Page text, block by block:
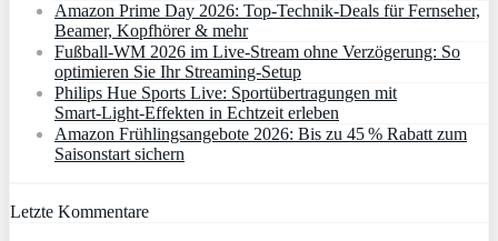
Amazon Prime Day 2026: Top-Technik-Deals für Fernseher,
Beamer, Kopfhörer & mehr
Fußball-WM 2026 im Live-Stream ohne Verzögerung: So
optimieren Sie Ihr Streaming-Setup
Philips Hue Sports Live: Sportübertragungen mit
Smart‑Light‑Effekten in Echtzeit erleben
Amazon Frühlingsangebote 2026: Bis zu 45 % Rabatt zum
Saisonstart sichern
Letzte Kommentare